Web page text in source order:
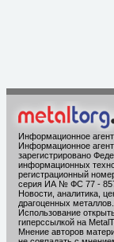
Информационное
Информационное
зарегистрировано
информационных
регистрационный
серия ИА № ФС 77 -
Новости, аналитика,
драгоценных металлов.
Использование
гиперссылкой на
Мнение авторов